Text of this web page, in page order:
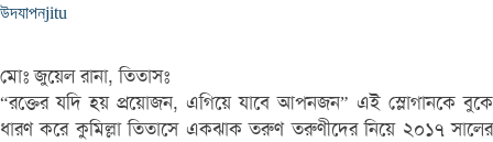
উদযাপনjitu
মোঃ জুয়েল রানা, তিতাসঃ
“রক্তের যদি হয় প্রয়োজন, এগিয়ে যাবে আপনজন” এই স্লোগানকে বুকে
ধারণ করে কুমিল্লা তিতাসে একঝাক তরুণ তরুণীদের নিয়ে ২০১৭ সালের